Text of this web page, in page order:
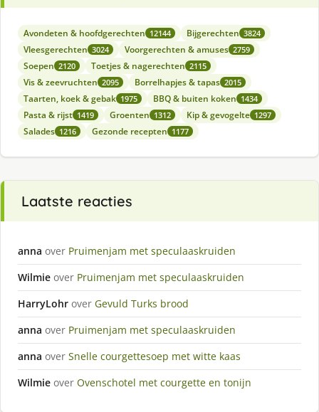
Avondeten & hoofdgerechten 12144 Bijgerechten 3824
Vleesgerechten 3024 Voorgerechten & amuses 2759
Soepen 2120 Toetjes & nagerechten 2115
Vis & zeevruchten 2095 Borrelhapjes & tapas 2015
Taarten, koek & gebak 1975 BBQ & buiten koken 1434
Pasta & rijst 1419 Groenten 1312 Kip & gevogelte 1297
Salades 1216 Gezonde recepten 1177
Laatste reacties
anna over Pruimenjam met speculaaskruiden
Wilmie over Pruimenjam met speculaaskruiden
HarryLohr over Gevuld Turks brood
anna over Pruimenjam met speculaaskruiden
anna over Snelle courgettesoep met witte kaas
Wilmie over Ovenschotel met courgette en tonijn